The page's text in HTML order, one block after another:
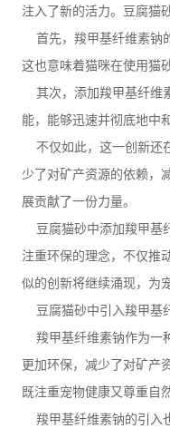
注入了新的活力。豆腐猫
首先，羧甲基纤维素钠
这也意味着猫咪在使用猫
其次，添加羧甲基纤维
能，能够迅速并彻底地中
不仅如此，这一创新还
少了对矿产资源的依赖，
展贡献了一份力量。
豆腐猫砂中添加羧甲基
注重环保的理念，不仅推
似的创新将继续涌现，为
豆腐猫砂中引入羧甲基
羧甲基纤维素钠作为一
更加环保，减少了对矿产
既注重宠物健康又尊重自
羧甲基纤维素钠的引入